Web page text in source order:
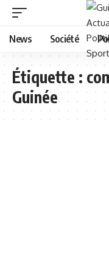
News Société
Étiquette :
Guinée